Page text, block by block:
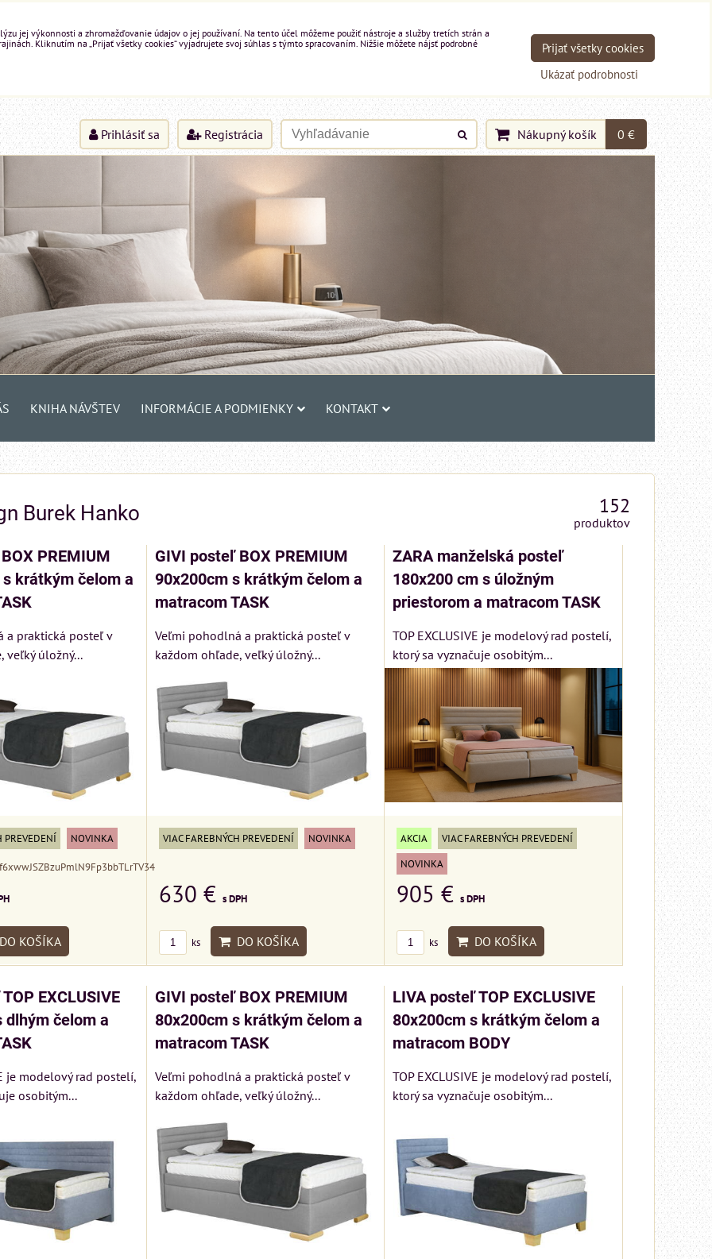
Prihlásiť sa Registrácia Nákupný košík 0 €
KNIHA NÁVŠTEV INFORMÁCIE A PODMIENKY KONTAKT
Burek Hanko 152
produktov
PREMIUM
krátkým čelom a
a praktická posteľ v
veľký úložný...
PREVEDENÍ NOVINKA
KOŠÍKA
GIVI posteľ BOX PREMIUM
90x200cm s krátkým čelom a
matracom TASK
Veľmi pohodlná a praktická posteľ v
každom ohľade, veľký úložný...
VIAC FAREBNÝCH PREVEDENÍ NOVINKA
630 € s DPH
ks DO KOŠÍKA
ZARA manželská posteľ
180x200 cm s úložným
priestorom a matracom TASK
TOP EXCLUSIVE je modelový rad postelí,
ktorý sa vyznačuje osobitým...
AKCIA
VIAC FAREBNÝCH PREVEDENÍ
NOVINKA
905 €s DPH
ks DO KOŠÍKA
EXCLUSIVE
dlhým čelom a
je modelový rad postelí,
osobitým...
GIVI posteľ BOX PREMIUM
80x200cm s krátkým čelom a
matracom TASK
Veľmi pohodlná a praktická posteľ v
každom ohľade, veľký úložný...
LIVA posteľ TOP EXCLUSIVE
80x200cm s krátkým čelom a
matracom BODY
TOP EXCLUSIVE je modelový rad postelí,
ktorý sa vyznačuje osobitým...
-
KUSU
KOŠÍKA
Kreslo LONDON
CHESTER -
VÝSTAVNÉHO KUSU
elegancie kreslo LONDON
CHESTER.
ks DO KOŠÍKA
MIZAR - talianský
matrac 175x200 cm
Matrac MIZAR od
Rinaldi Bed System
ponúka...
ks DO KOŠÍKA
jej výkonnosti a zhromažďovanie údajov o jej používaní. Na tento účel môžeme použiť nástroje a služby tretích strán a
Kliknutím na „Prijať všetky cookies“ vyjadrujete svoj súhlas s týmto spracovaním. Nižšie môžete nájsť podrobné
Ukázať podrobnosti
Prijať všetky cookies